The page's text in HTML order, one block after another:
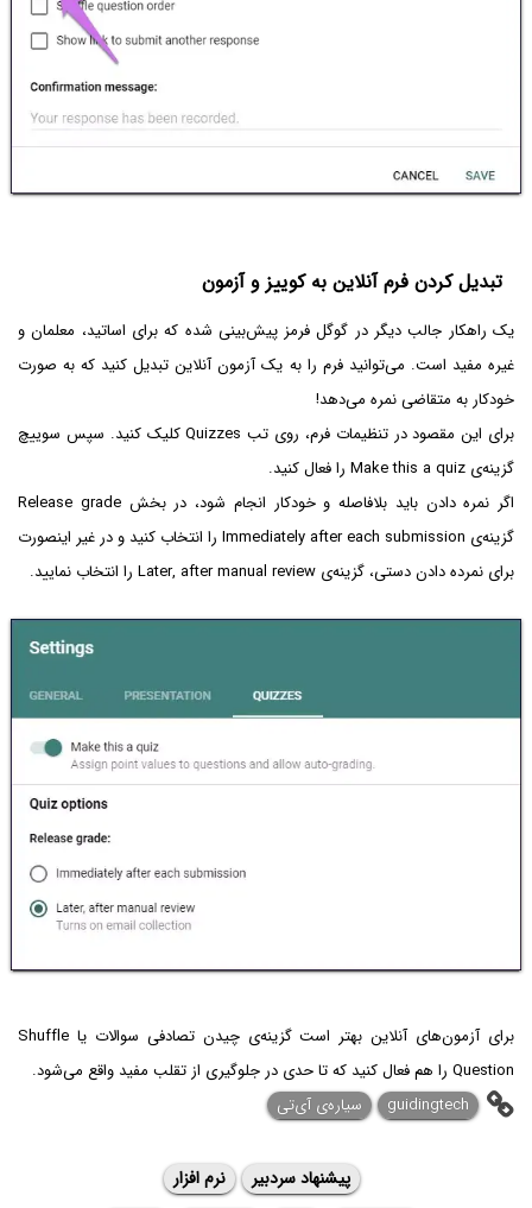
تبدیل کردن فرم آنلاین به کوییز و آزمون
یک راهکار جالب دیگر در گوگل فرمز پیش‌بینی شده که برای اساتید، معلمان و
غیره مفید است. می‌توانید فرم را به یک آزمون آنلاین تبدیل کنید که به صورت
خودکار به متقاضی نمره می‌دهد!
برای این مقصود در تنظیمات فرم، روی تب Quizzes کلیک کنید. سپس سوییچ
گزینه‌ی Make this a quiz را فعال کنید.
اگر نمره دادن باید بلافاصله و خودکار انجام شود، در بخش Release grade
گزینه‌ی Immediately after each submission را انتخاب کنید و در غیر اینصورت
برای نمرده دادن دستی، گزینه‌ی Later, after manual review را انتخاب نمایید.
برای آزمون‌های آنلاین بهتر است گزینه‌ی چیدن تصادفی سوالات یا Shuffle
Question را هم فعال کنید که تا حدی در جلوگیری از تقلب مفید واقع می‌شود.
guidingtech
سیاره‌ی آی‌تی
پیشنهاد سردبیر
نرم افزار